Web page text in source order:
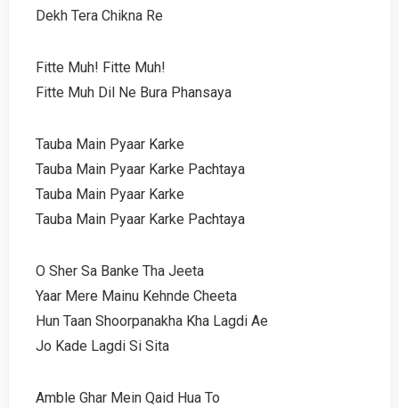
Dekh Tera Chikna Re
Fitte Muh! Fitte Muh!
Fitte Muh Dil Ne Bura Phansaya
Tauba Main Pyaar Karke
Tauba Main Pyaar Karke Pachtaya
Tauba Main Pyaar Karke
Tauba Main Pyaar Karke Pachtaya
O Sher Sa Banke Tha Jeeta
Yaar Mere Mainu Kehnde Cheeta
Hun Taan Shoorpanakha Kha Lagdi Ae
Jo Kade Lagdi Si Sita
Amble Ghar Mein Qaid Hua To